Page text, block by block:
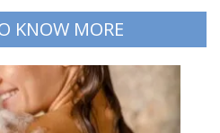
KNOW MORE